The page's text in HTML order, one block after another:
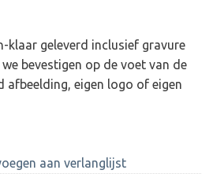
klaar geleverd inclusief gravure
bevestigen op de voet van de
afbeelding, eigen logo of eigen
aan verlanglijst